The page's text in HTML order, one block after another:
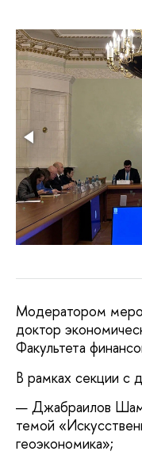
Модератором
доктор
Факультета
В рамках секции с
Джабраилов
темой
геоэкономика»;